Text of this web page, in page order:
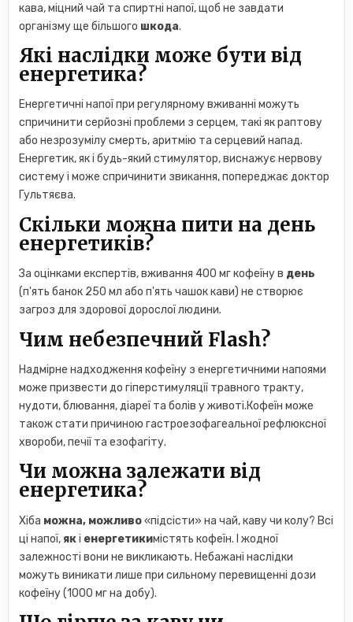
кава, міцний чай та спиртні напої, щоб не завдати
організму ще більшого шкода.
Які наслідки може бути від
енергетика?
Енергетичні напої при регулярному вживанні можуть
спричинити серйозні проблеми з серцем, такі як раптову
або незрозумілу смерть, аритмію та серцевий напад.
Енергетик, як і будь-який стимулятор, виснажує нервову
систему і може спричинити звикання, попереджає доктор
Гультяєва.
Скільки можна пити на день
енергетиків?
За оцінками експертів, вживання 400 мг кофеїну в день
(п'ять банок 250 мл або п'ять чашок кави) не створює
загроз для здорової дорослої людини.
Чим небезпечний Flash?
Надмірне надходження кофеїну з енергетичними напоями
може призвести до гіперстимуляції травного тракту,
нудоти, блювання, діареї та болів у животі.Кофеїн може
також стати причиною гастроезофагеальної рефлюксної
хвороби, печії та езофагіту.
Чи можна залежати від
енергетика?
Хіба можна, можливо«підсісти» на чай, каву чи колу? Всі
ці напої, які енергетикимістять кофеїн. І жодної
залежності вони не викликають. Небажані наслідки
можуть виникати лише при сильному перевищенні дози
кофеїну (1000 мг на добу).